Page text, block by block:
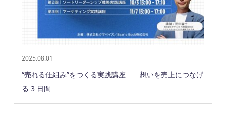
2025.08.01
“売れる仕組み”をつくる実践講座 ── 想いを売上につなげ
る 3 日間